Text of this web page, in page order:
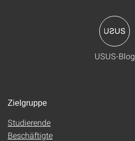
USUS-Blog
Zielgruppe
Studierende
Beschäftigte